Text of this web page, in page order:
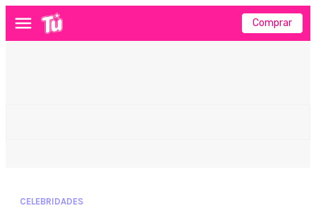
Menú Comprar
CELEBRIDADES